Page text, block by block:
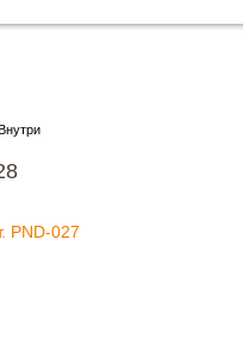
привлекательной
прямо сейчас!